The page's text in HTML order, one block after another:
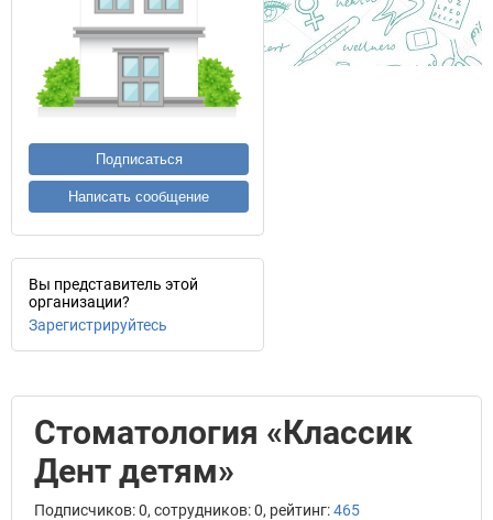
Подписаться
Написать сообщение
Вы представитель этой
организации?
Зарегистрируйтесь
Стоматология «Классик
Дент детям»
Подписчиков: 0, сотрудников: 0, рейтинг:465